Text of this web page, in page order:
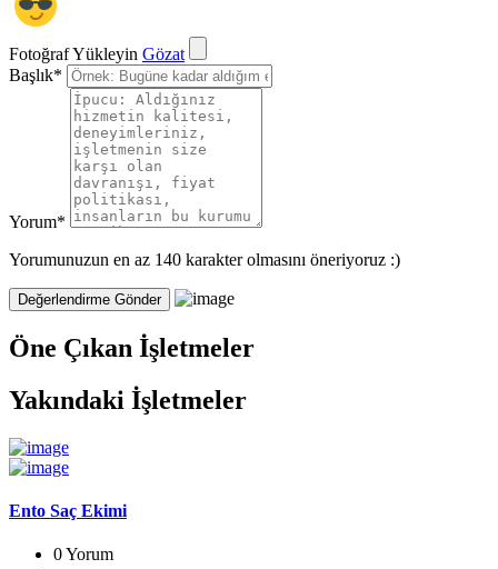
Fotoğraf Yükleyin Gözat
Başlık*
Yorum*
Yorumunuzun en az 140 karakter olmasını öneriyoruz :)
Öne Çıkan İşletmeler
Yakındaki İşletmeler
Ento Saç Ekimi
0 Yorum